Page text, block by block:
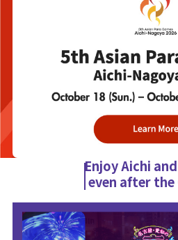
Enjoy Aichi
even after the